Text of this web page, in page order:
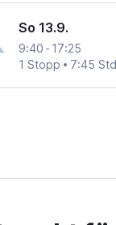
So 13.9.
9:40 - 17:25
1 Stopp
7:45